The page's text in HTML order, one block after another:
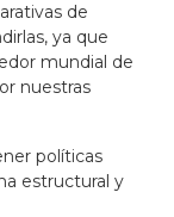
de
ya que
mundial de
nuestras
políticas
estructural y